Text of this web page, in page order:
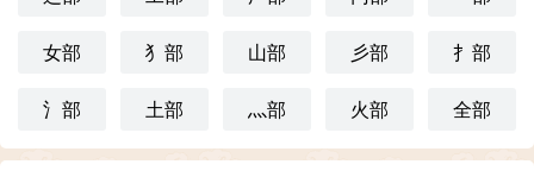
女部 犭部 山部 彡部 扌部
氵部 土部 灬部 火部 全部